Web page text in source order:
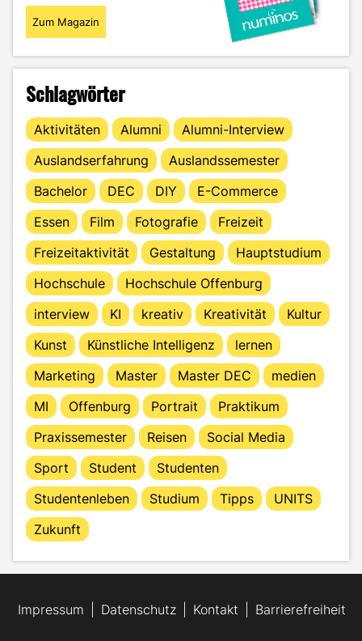
Zum Magazin
Schlagwörter
Aktivitäten Alumni
Alumni-Interview
Auslandserfahrung
Auslandssemester
Bachelor
DEC DIY
E-Commerce
Essen
Film Fotografie
Freizeit
Freizeitaktivität
Gestaltung
Hauptstudium
Hochschule
Hochschule Offenburg
interview
KI kreativ Kreativität
Kultur
Kunst
Künstliche Intelligenz
lernen
Marketing
Master Master DEC
medien
MI
Offenburg Portrait
Praktikum
Praxissemester
Reisen
Social Media
Sport
Student
Studenten
Studentenleben
Studium Tipps
UNITS
Zukunft
Impressum Datenschutz Kontakt Barrierefreiheit